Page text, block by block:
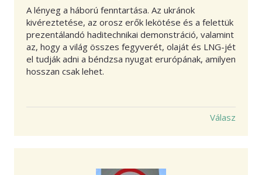
A lényeg a háború fenntartása. Az ukránok
kivéreztetése, az orosz erők lekötése és a felettük
prezentálandó haditechnikai demonstráció, valamint
az, hogy a világ összes fegyverét, olaját és LNG-jét
el tudják adni a béndzsa nyugat erurópának, amilyen
hosszan csak lehet.
Válasz